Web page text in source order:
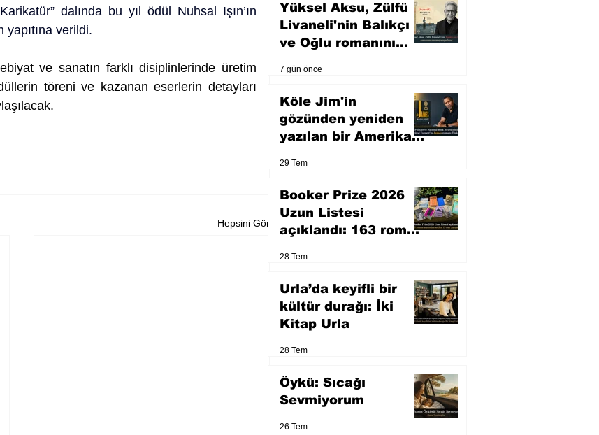
dalında bu yıl ödül Nuhsal Işın’ın
verildi.
ve sanatın farklı disiplinlerinde üretim
töreni ve kazanan eserlerin detayları
Hepsini Gör
Yüksel Aksu, Zülfü
Livaneli'nin Balıkçı
ve Oğlu romanını
7 gün önce
Köle Jim'in
gözünden yeniden
yazılan bir Amerikan
29 Tem
Booker Prize 2026
Uzun Listesi
açıklandı: 163 roman
28 Tem
Urla’da keyifli bir
kültür durağı: İki
Kitap Urla
28 Tem
Öykü: Sıcağı
Sevmiyorum
26 Tem